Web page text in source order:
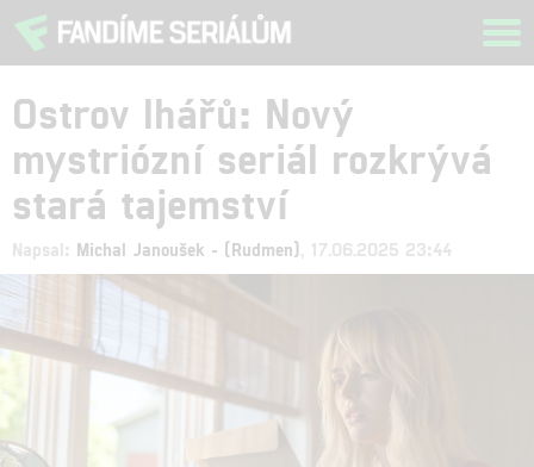
Ostrov lhářů: Nový
mystriózní seriál rozkrývá
stará tajemství
Napsal: Michal Janoušek - (Rudmen) , 17.06.2025 23:44